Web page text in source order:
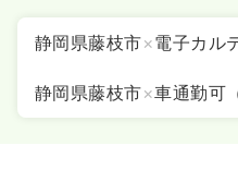
静岡県藤枝市×電子カル
静岡県藤枝市×車通勤可